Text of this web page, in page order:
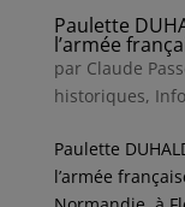
Paulette
l’armée
par Claude
historiques,
Paulette
l’armée